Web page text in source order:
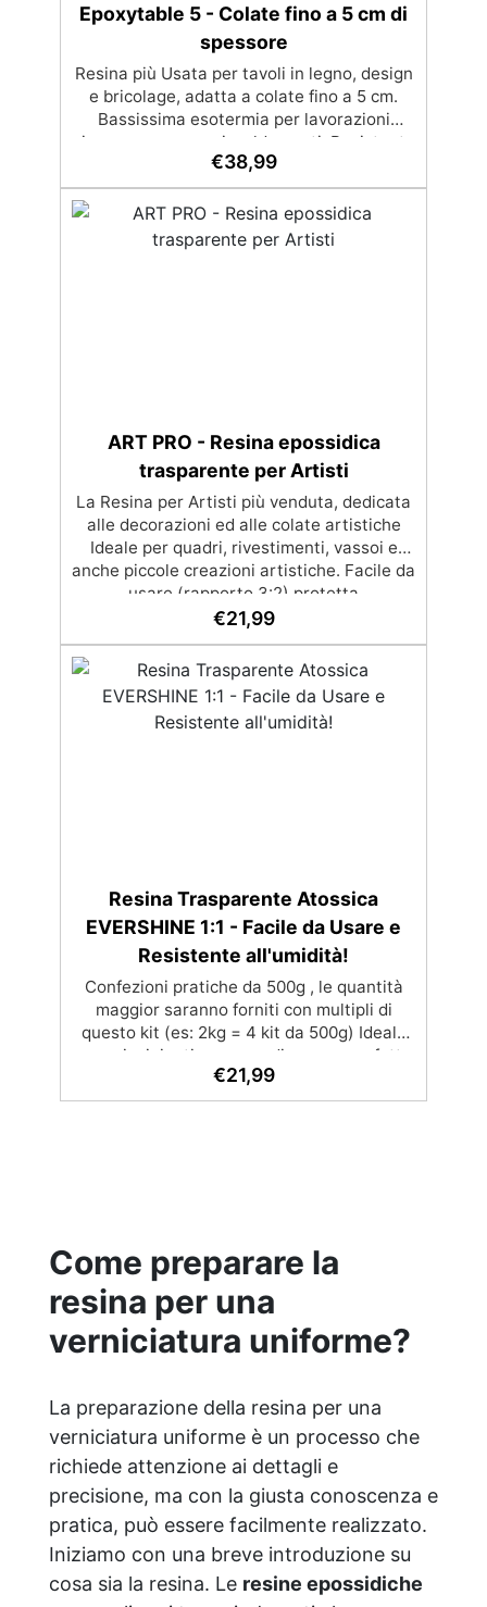
Epoxytable 5 - Colate fino a 5 cm di
spessore
Resina più Usata per tavoli in legno, design
e bricolage, adatta a colate fino a 5 cm.
Bassissima esotermia per lavorazioni
sicure e senza surriscaldamenti. Resistente
a graffi e ingiallimento grazie ai filtri UV e
all'alta qualità meccanica. Bassa viscosità
per eliminare bolle d'aria e ottenere finiture
lisce. Sicura, atossica, BPA/VOC free e
certificata per il contatto prolungato con la
€38,99
ART PRO - Resina epossidica
trasparente per Artisti
La Resina per Artisti più venduta, dedicata
alle decorazioni ed alle colate artistiche
Ideale per quadri, rivestimenti, vassoi e
anche piccole creazioni artistiche. Facile da
usare (rapporto 3:2) protetta
dall’ingiallimento grazie agli speciali filtri
mantenendo i design precisi e puliti.
Indurisce in 12-24h garantendo una
superficie lucida e brillante
€21,99
Resina Trasparente Atossica
EVERSHINE 1:1 - Facile da Usare e
Resistente all'umidità!
Confezioni pratiche da 500g , le quantità
maggior saranno forniti con multipli di
questo kit (es: 2kg = 4 kit da 500g) Ideale
per principianti: a prova di errore, perfetta
per chi inizia. Sempre lucida: garantisce
una finitura brillante e uniforme in ogni
graffi e umidità.
€21,99
Come preparare la
resina per una
verniciatura uniforme?
La preparazione della resina per una
verniciatura uniforme è un processo che
richiede attenzione ai dettagli e
precisione, ma con la giusta conoscenza e
pratica, può essere facilmente realizzato.
Iniziamo con una breve introduzione su
cosa sia la resina. Le resine epossidiche